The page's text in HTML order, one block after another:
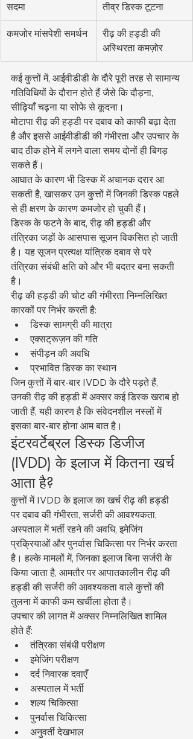
सदमा तीव्र डिस्क टूटना
कमजोर मांसपेशी समर्थन
रीढ़ की हड्डी की
अस्थिरता कमज़ोर
कई कुत्तों में, आईवीडीडी के दौरे पूरी तरह से सामान्य
गतिविधियों के दौरान होते हैं जैसे कि दौड़ना,
सीढ़ियाँ चढ़ना या सोफे से कूदना।
मोटापा रीढ़ की हड्डी पर दबाव को काफी बढ़ा देता
है और इससे आईवीडीडी की गंभीरता और उपचार के
बाद ठीक होने में लगने वाला समय दोनों ही बिगड़
सकते हैं।
आघात के कारण भी डिस्क में अचानक दरार आ
सकती है, खासकर उन कुत्तों में जिनकी डिस्क पहले
से ही क्षरण के कारण कमजोर हो चुकी हैं।
डिस्क के फटने के बाद, रीढ़ की हड्डी और
तंत्रिका जड़ों के आसपास सूजन विकसित हो जाती
है। यह सूजन प्रत्यक्ष यांत्रिक दबाव से परे
तंत्रिका संबंधी क्षति को और भी बदतर बना सकती
है।
रीढ़ की हड्डी की चोट की गंभीरता निम्नलिखित
कारकों पर निर्भर करती है:
डिस्क सामग्री की मात्रा
एक्सट्रूज़न की गति
संपीड़न की अवधि
प्रभावित डिस्क का स्थान
जिन कुत्तों में बार-बार IVDD के दौरे पड़ते हैं,
उनकी रीढ़ की हड्डी में अक्सर कई डिस्क खराब हो
जाती हैं, यही कारण है कि संवेदनशील नस्लों में
इसका बार-बार होना आम बात है।
इंटरवर्टेब्रल डिस्क डिजीज
(IVDD) के इलाज में कितना खर्च
आता है?
कुत्तों में IVDD के इलाज का खर्च रीढ़ की हड्डी
पर दबाव की गंभीरता, सर्जरी की आवश्यकता,
अस्पताल में भर्ती रहने की अवधि, इमेजिंग
प्रक्रियाओं और पुनर्वास चिकित्सा पर निर्भर करता
है। हल्के मामलों में, जिनका इलाज बिना सर्जरी के
किया जाता है, आमतौर पर आपातकालीन रीढ़ की
हड्डी की सर्जरी की आवश्यकता वाले कुत्तों की
तुलना में काफी कम खर्चीला होता है।
उपचार की लागत में अक्सर निम्नलिखित शामिल
होते हैं:
तंत्रिका संबंधी परीक्षण
इमेजिंग परीक्षण
दर्द निवारक दवाएँ
अस्पताल में भर्ती
शल्य चिकित्सा
पुनर्वास चिकित्सा
अनुवर्ती देखभाल